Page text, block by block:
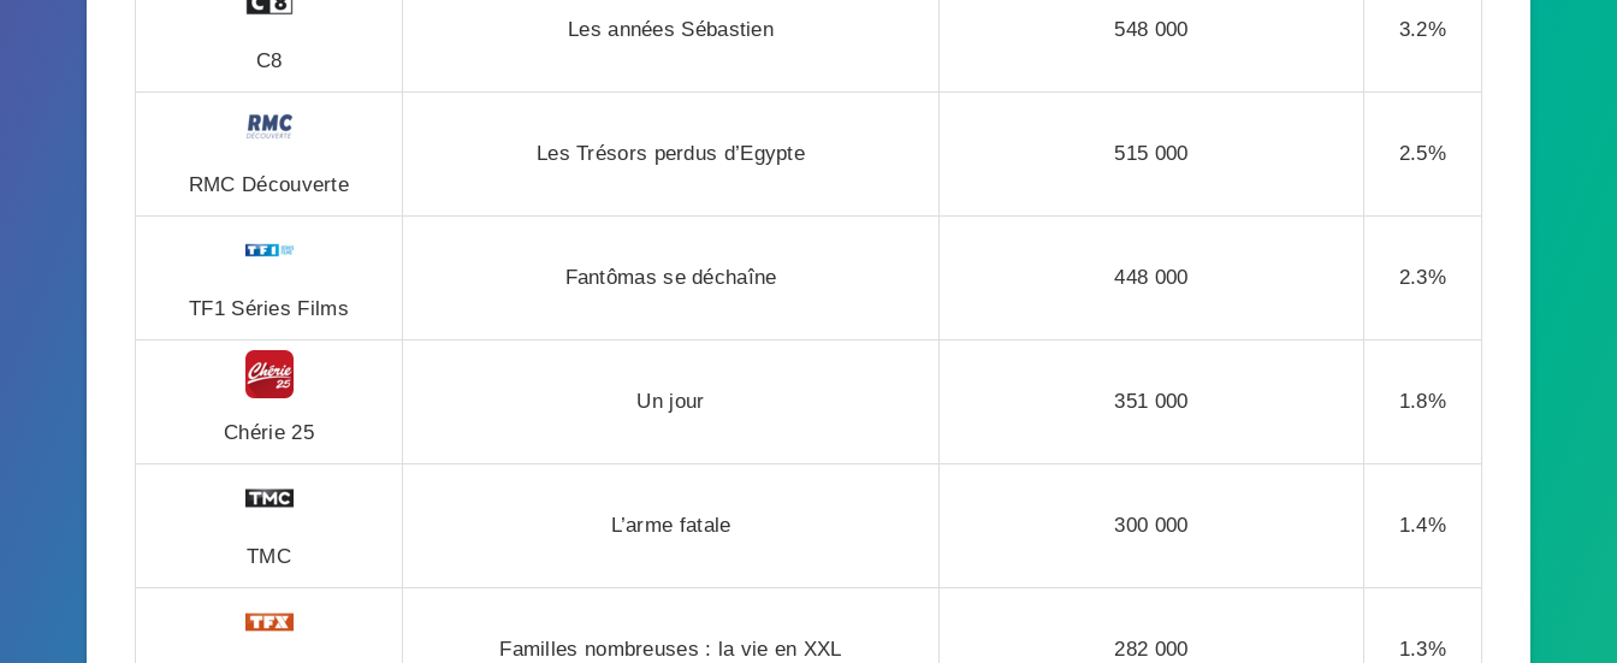
C8
Les années Sébastien 548 000 3.2%
RMC Découverte
Les Trésors perdus d’Egypte 515 000 2.5%
TF1 Séries Films
Fantômas se déchaîne 448 000 2.3%
Chérie 25
Un jour 351 000 1.8%
TMC
L’arme fatale 300 000 1.4%
Familles nombreuses : la vie en XXL 282 000 1.3%